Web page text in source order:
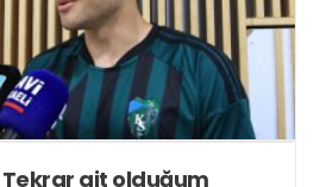
ait olduğum